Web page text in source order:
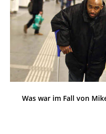
Was war im Fall von